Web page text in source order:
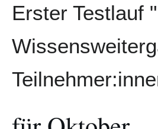
Erster Testlauf